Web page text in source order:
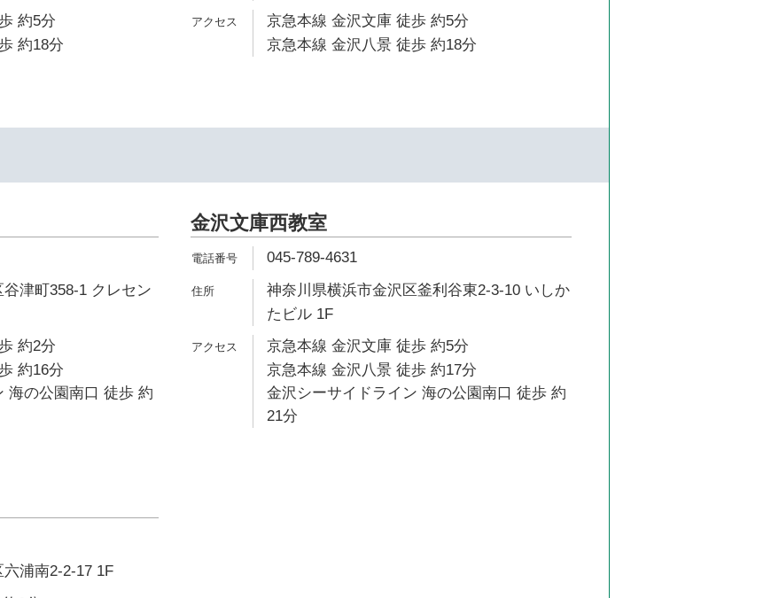
約5分
約18分
京急本線 金沢文庫 徒歩 約5分
京急本線 金沢八景 徒歩 約18分
津町358-1 クレセン
約2分
約16分
海の公園南口 徒歩 約
金沢文庫西教室
045-789-4631
神奈川県横浜市金沢区釜利谷東2-3-10 いしか
たビル 1F
京急本線 金沢文庫 徒歩 約5分
京急本線 金沢八景 徒歩 約17分
金沢シーサイドライン 海の公園南口 徒歩 約
21分
浦南2-2-17 1F